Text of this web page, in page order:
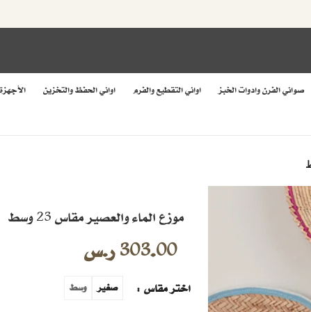
صواني الفرن وادوات الخبز اواني التقطيع والفرم اواني الحفظ والتخزين
موزع الماء والعصير مقاس 23 وسط
303.00 ر.س
اختر مقاس صغير وسط